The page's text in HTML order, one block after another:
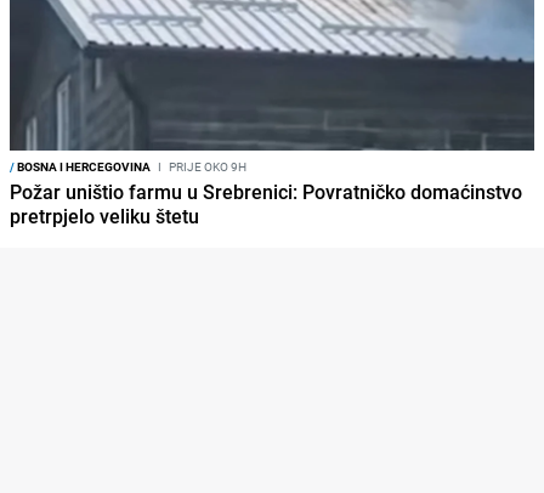
/BOSNA I HERCEGOVINA I PRIJE OKO 9H
Požar uništio farmu u Srebrenici: Povratničko domaćinstvo
pretrpjelo veliku štetu